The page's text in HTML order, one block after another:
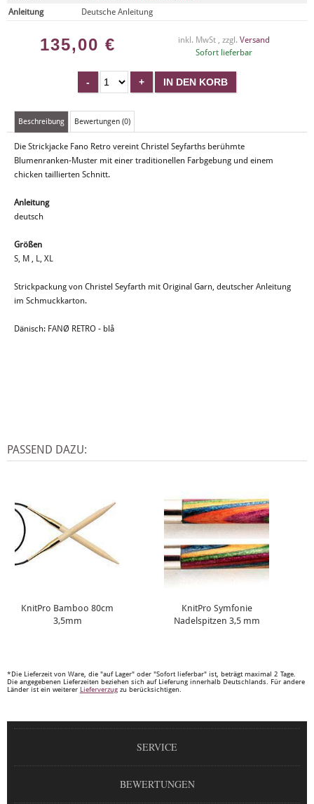
Anleitung
Deutsche Anleitung
135,00 € inkl. MwSt , zzgl. Versand
Sofort lieferbar
Beschreibung Bewertungen (0)
Die Strickjacke Fano Retro vereint Christel Seyfarths berühmte
Blumenranken-Muster mit einer traditionellen Farbgebung und einem
chicken taillierten Schnitt.
Anleitung
deutsch
Größen
S, M , L, XL
Strickpackung von Christel Seyfarth mit Original Garn, deutscher Anleitung
im Schmuckkarton.
Dänisch: FANØ RETRO - blå
PASSEND DAZU:
KnitPro Bamboo 80cm
3,5mm
KnitPro Symfonie
Nadelspitzen 3,5 mm
*Die Lieferzeit von Ware, die "auf Lager" oder "Sofort lieferbar" ist, beträgt maximal 2 Tage.
Die angegebenen Lieferzeiten beziehen sich auf Lieferung innerhalb Deutschlands. Für andere
Länder ist ein weiterer Lieferverzug zu berücksichtigen.
SERVICE
BEWERTUNGEN